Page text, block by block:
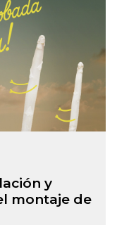
y
montaje de